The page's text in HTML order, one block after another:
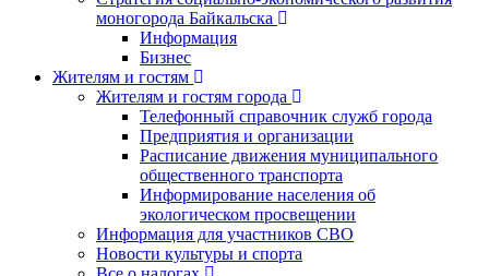
моногорода Байкальска
Информация
Бизнес
Жителям и гостям
Жителям и гостям города
Телефонный справочник служб города
Предприятия и организации
Расписание движения муниципального
общественного транспорта
Информирование населения об
экологическом просвещении
Информация для участников СВО
Новости культуры и спорта